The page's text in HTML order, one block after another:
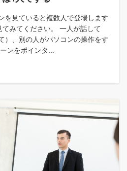
を見ていると複数人で登場します
みてください。 一人が話して
）、別の人がパソコンの操作をす
ンをポインタ...